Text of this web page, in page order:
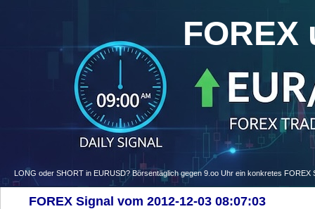
FOREX
LONG oder SHORT in EURUSD? Börsentäglich gegen 9.oo Uhr ein konkretes
FOREX Signal vom 2012-12-03 08:07:03